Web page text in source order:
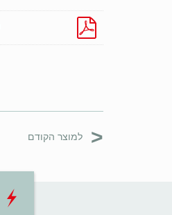
< למוצר הקודם